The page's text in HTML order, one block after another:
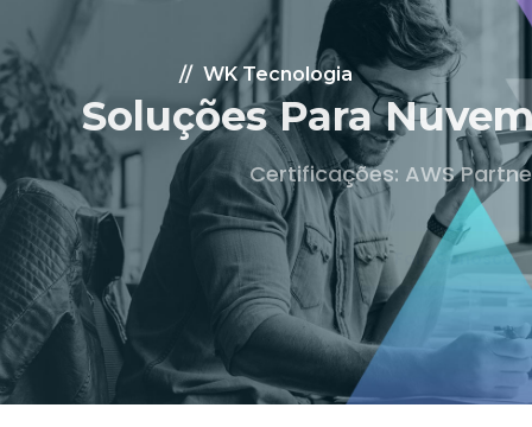
WK Tecnologia
Soluções Para Nuvem.
Certificações: AWS Partner, Microsoft Gold
Fale Conosco